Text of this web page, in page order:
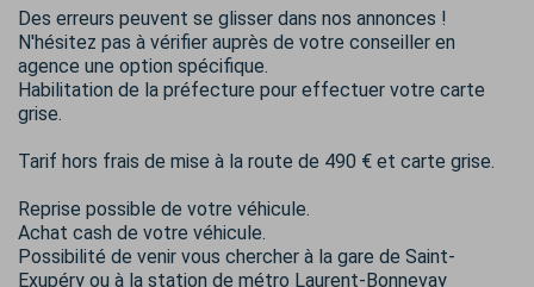
Des erreurs peuvent se glisser dans nos annonces !
N'hésitez pas à vérifier auprès de votre conseiller en
agence une option spécifique.
Habilitation de la préfecture pour effectuer votre carte
grise.
Tarif hors frais de mise à la route de 490 € et carte grise.
Reprise possible de votre véhicule.
Achat cash de votre véhicule.
Possibilité de venir vous chercher à la gare de Saint-
Exupéry ou à la station de métro Laurent-Bonnevay